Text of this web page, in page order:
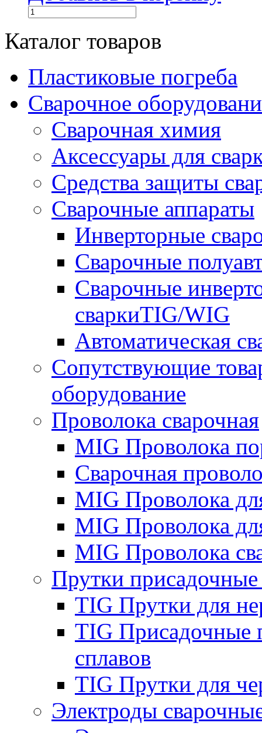
Каталог товаров
Пластиковые погреба
Сварочное
Сварочная химия
Аксессуары для
Средства защиты
Сварочные аппараты
Инверторные
Сварочные
Сварочные
сваркиTIG/WIG
Автоматическая
Сопутствующие
оборудование
Проволока сварочная
MIG Проволока
Сварочная
MIG Проволока
MIG Проволока
MIG Проволока
Прутки
TIG Прутки для
TIG Присадочные
сплавов
TIG Прутки для
Электроды